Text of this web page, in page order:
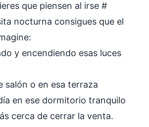
que piensen al irse #
nocturna consigues que el
y encendiendo esas luces
salón o en esa terraza
en ese dormitorio tranquilo
cerca de cerrar la venta.